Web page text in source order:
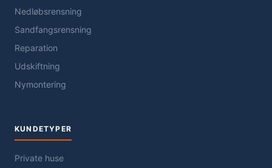
Nedløbsrensning
Sandfangsrensning
Reparation
Udskiftning
Nymontering
KUNDETYPER
Private huse